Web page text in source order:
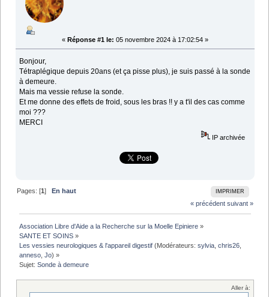
« Réponse #1 le: 05 novembre 2024 à 17:02:54 »
Bonjour,
Tétraplégique depuis 20ans (et ça pisse plus), je suis passé à la sonde
à demeure.
Mais ma vessie refuse la sonde.
Et me donne des effets de froid, sous les bras !! y a t'il des cas comme
moi ???
MERCI
IP archivée
IMPRIMER
Pages: [1]En haut
« précédent suivant »
Association Libre d'Aide a la Recherche sur la Moelle Epiniere »
SANTE ET SOINS »
Les vessies neurologiques & l'appareil digestif (Modérateurs:sylvia ,chris26
anneso ,Jo) »
Sujet:Sonde à demeure
Aller à: